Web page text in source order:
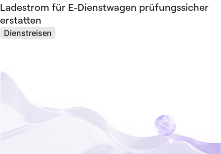
Ladestrom für E-Dienstwagen prüfungssicher
erstatten
Dienstreisen